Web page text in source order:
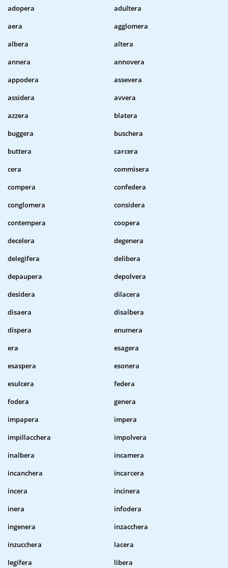
adopera
adultera
aera
agglomera
albera
altera
annera
annovera
appodera
assevera
assidera
avvera
azzera
blatera
buggera
buschera
buttera
carcera
cera
commisera
compera
confedera
conglomera
considera
contempera
coopera
decelera
degenera
delegifera
delibera
depaupera
depolvera
desidera
dilacera
disaera
disalbera
dispera
enumera
era
esagera
esaspera
esonera
esulcera
federa
fodera
genera
impapera
impera
impillacchera
impolvera
inalbera
incamera
incanchera
incarcera
incera
incinera
inera
infodera
ingenera
inzacchera
inzucchera
lacera
legifera
libera